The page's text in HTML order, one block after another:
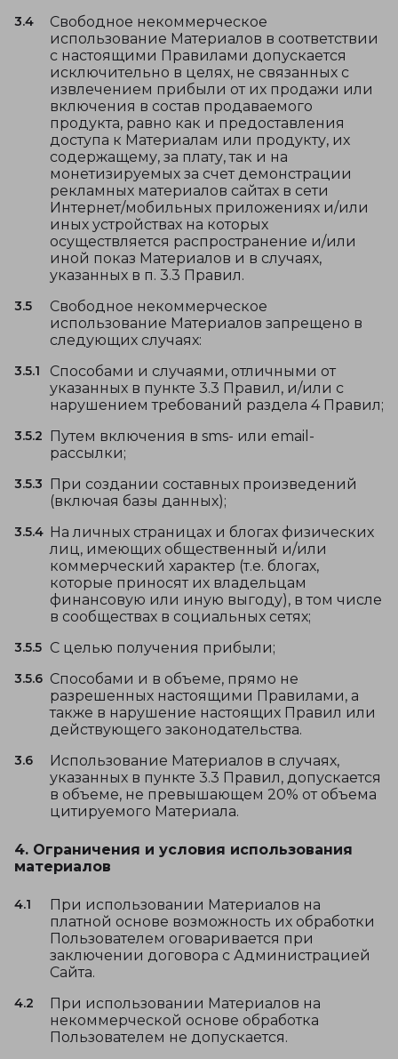
3.4
Свободное некоммерческое
использование Материалов в соответствии
с настоящими Правилами допускается
исключительно в целях, не связанных с
извлечением прибыли от их продажи или
включения в состав продаваемого
продукта, равно как и предоставления
доступа к Материалам или продукту, их
содержащему, за плату, так и на
монетизируемых за счет демонстрации
рекламных материалов сайтах в сети
Интернет/мобильных приложениях и/или
иных устройствах на которых
осуществляется распространение и/или
иной показ Материалов и в случаях,
указанных в п. 3.3 Правил.
3.5
Свободное некоммерческое
использование Материалов запрещено в
следующих случаях:
3.5.1
Способами и случаями, отличными от
указанных в пункте 3.3 Правил, и/или с
нарушением требований раздела 4 Правил;
3.5.2 Путем включения в sms- или email-
рассылки;
3.5.3 При создании составных произведений
(включая базы данных);
3.5.4 На личных страницах и блогах физических
лиц, имеющих общественный и/или
коммерческий характер (т.е. блогах,
которые приносят их владельцам
финансовую или иную выгоду), в том числе
в сообществах в социальных сетях;
3.5.5 С целью получения прибыли;
3.5.6 Способами и в объеме, прямо не
разрешенных настоящими Правилами, а
также в нарушение настоящих Правил или
действующего законодательства.
3.6
Использование Материалов в случаях,
указанных в пункте 3.3 Правил, допускается
в объеме, не превышающем 20% от объема
цитируемого Материала.
4. Ограничения и условия использования
материалов
4.1
При использовании Материалов на
платной основе возможность их обработки
Пользователем оговаривается при
заключении договора с Администрацией
Сайта.
4.2
При использовании Материалов на
некоммерческой основе обработка
Пользователем не допускается.